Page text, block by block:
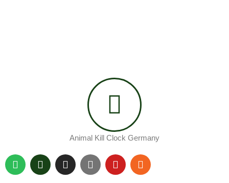
Animal Kill Clock Germany
S
p
P
o
I
n
Y
o
Y
o
R
s